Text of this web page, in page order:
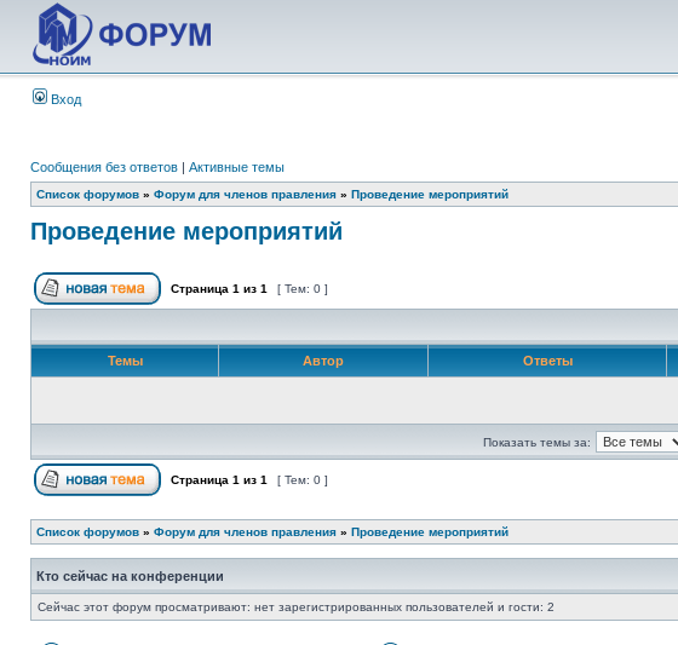
Вход
Сообщения без ответов | Активные темы
Список форумов » Форум для членов правления » Проведение мероприятий
Проведение мероприятий
Страница 1 из 1 [ Тем: 0 ]
Темы Автор Ответы
Показать темы за:
Страница 1 из 1 [ Тем: 0 ]
Список форумов » Форум для членов правления » Проведение мероприятий
Кто сейчас на конференции
Сейчас этот форум просматривают: нет зарегистрированных пользователей и гости: 2